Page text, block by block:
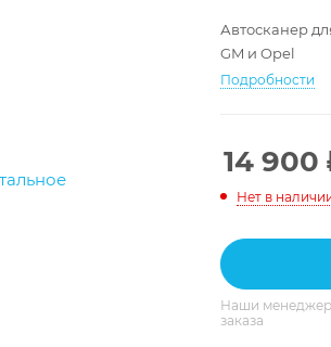
Автосканер
GM и Opel
Подробности
14 900
Нет в
Наши
заказа